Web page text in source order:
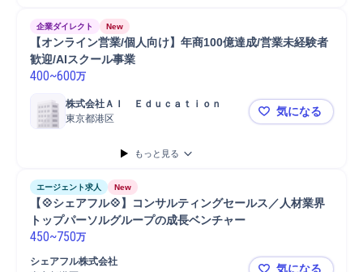
企業ダイレクト New
【オンライン営業/個人向け】年商100億達成/営業未経験者
歓迎/AIスクール事業
400~600万
株式会社ＡＩ　Ｅｄｕｃａｔｉｏｎ
東京都港区
【オンライ
気になる
もっと見る
エージェント求人 New
【💠シェアフル💠】コンサルティングセールス／人材業界
トップパーソルグループの成長ベンチャー
450~750万
シェアフル株式会社
気になる